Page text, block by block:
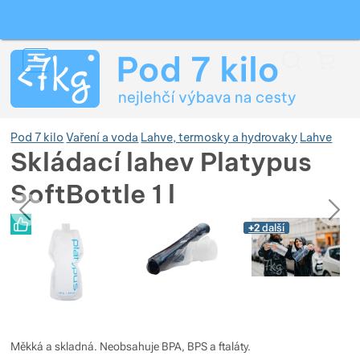
Pod 7 kilo Vaření a voda Lahve, termosky a hydrovaky Lahve
Skládací lahev Platypus
SoftBottle 1 l
Fotografie
předchozí
následující
Fotografie +2 další
Měkká a skladná. Neobsahuje BPA, BPS a ftaláty.
Zobrazit více
Zobrazit více
Zobrazit více
Zobrazit více
Zobrazit více
Zobrazit více